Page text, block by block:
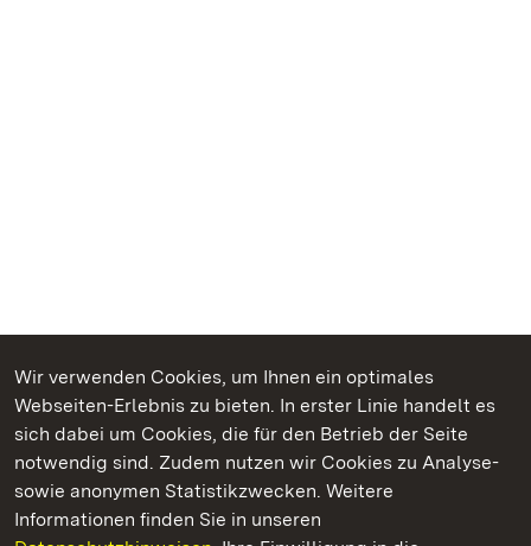
Wir verwenden Cookies, um Ihnen ein optimales
Webseiten-Erlebnis zu bieten. In erster Linie handelt es
sich dabei um Cookies, die für den Betrieb der Seite
notwendig sind. Zudem nutzen wir Cookies zu Analyse-
sowie anonymen Statistikzwecken. Weitere
Informationen finden Sie in unseren
Kommen. Staunen. Genießen.